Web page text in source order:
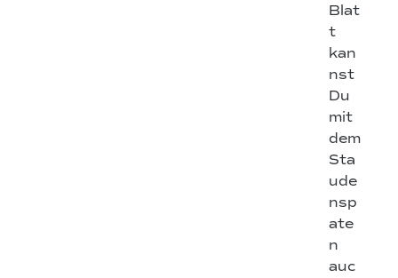
Blat
t
kan
nst
Du
mit
dem
Sta
ude
nsp
ate
n
auc